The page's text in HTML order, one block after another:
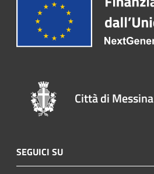
Città di Messina
SEGUICI SU